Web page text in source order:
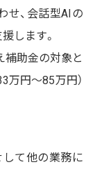
せ、会話型AIの
します。
補助金の対象と
万円〜85万円）
して他の業務に